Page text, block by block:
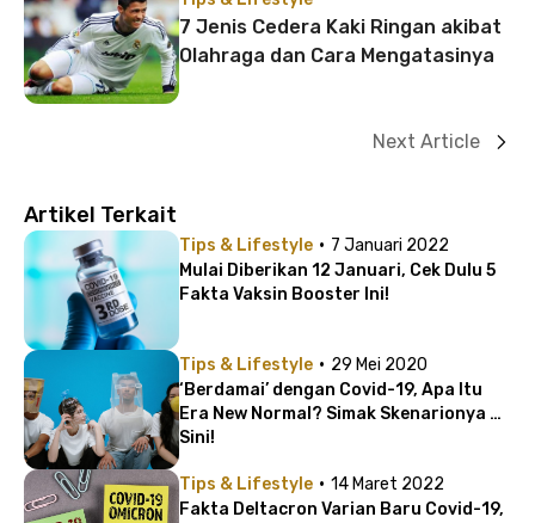
7 Jenis Cedera Kaki Ringan akibat
Olahraga dan Cara Mengatasinya
Next Article
Artikel Terkait
Tips & Lifestyle · 7 Januari 2022
Mulai Diberikan 12 Januari, Cek Dulu 5
Fakta Vaksin Booster Ini!
Tips & Lifestyle · 29 Mei 2020
‘Berdamai’ dengan Covid-19, Apa Itu
Era New Normal? Simak Skenarionya di
Sini!
Tips & Lifestyle · 14 Maret 2022
Fakta Deltacron Varian Baru Covid-19,